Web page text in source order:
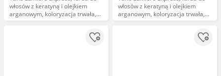
włosów z keratyną i olejkiem
arganowym, koloryzacja trwała,
5.47, 100ml
włosów z keratyną i olejkiem
arganowym, koloryzacja trwała,
6.66, 100ml